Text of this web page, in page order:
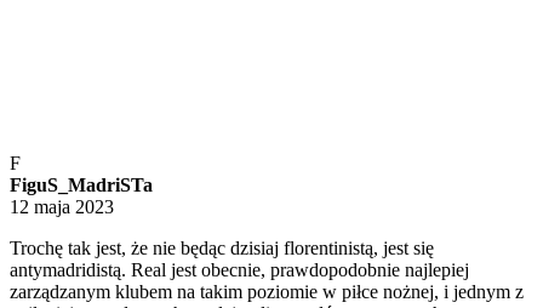
F
FiguS_MadriSTa
12 maja 2023
Trochę tak jest, że nie będąc dzisiaj florentinistą, jest się
antymadridistą. Real jest obecnie, prawdopodobnie najlepiej
zarządzanym klubem na takim poziomie w piłce nożnej, i jednym z